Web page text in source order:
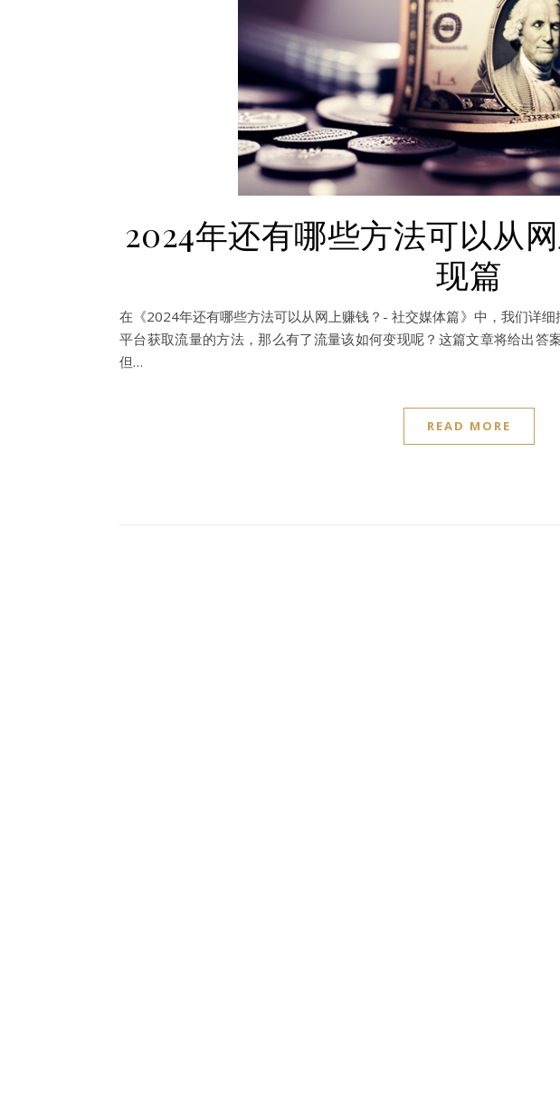
2024年还有哪些方法可以从
现篇
在《2024年还有哪些方法可以从网上赚钱？- 社交媒体篇》中，我们详
平台获取流量的方法，那么有了流量该如何变现呢？这篇文章将给出答
但…
READ MORE